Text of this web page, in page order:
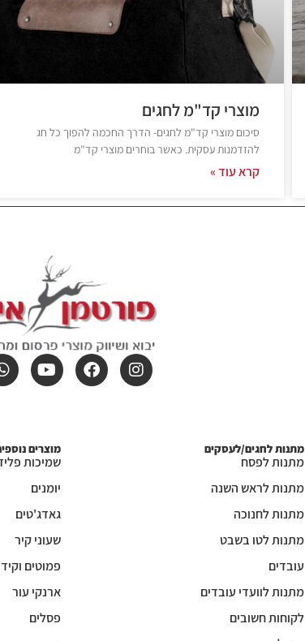
מוצרי קד"מ לחגים
סיכום מוצרי קד"מ לחגים- הדרך החכמה להפוך כל חג
להזדמנות עסקית. כאשר בוחרים מוצרי קד"מ
קרא עוד »
מתנות לחגים/לעסקים
מתנות לפסח
מתנות לראש השנה
מתנות לחנוכה
מתנות לטו בשבט
עובדים
מתנות לוועדי עובדים
לקוחות חשובים
מוצרים
שמיכות פליז
יומנים
גאדג'טים
שעוני קיר
פמוטים
ארנקי עור
פסלים